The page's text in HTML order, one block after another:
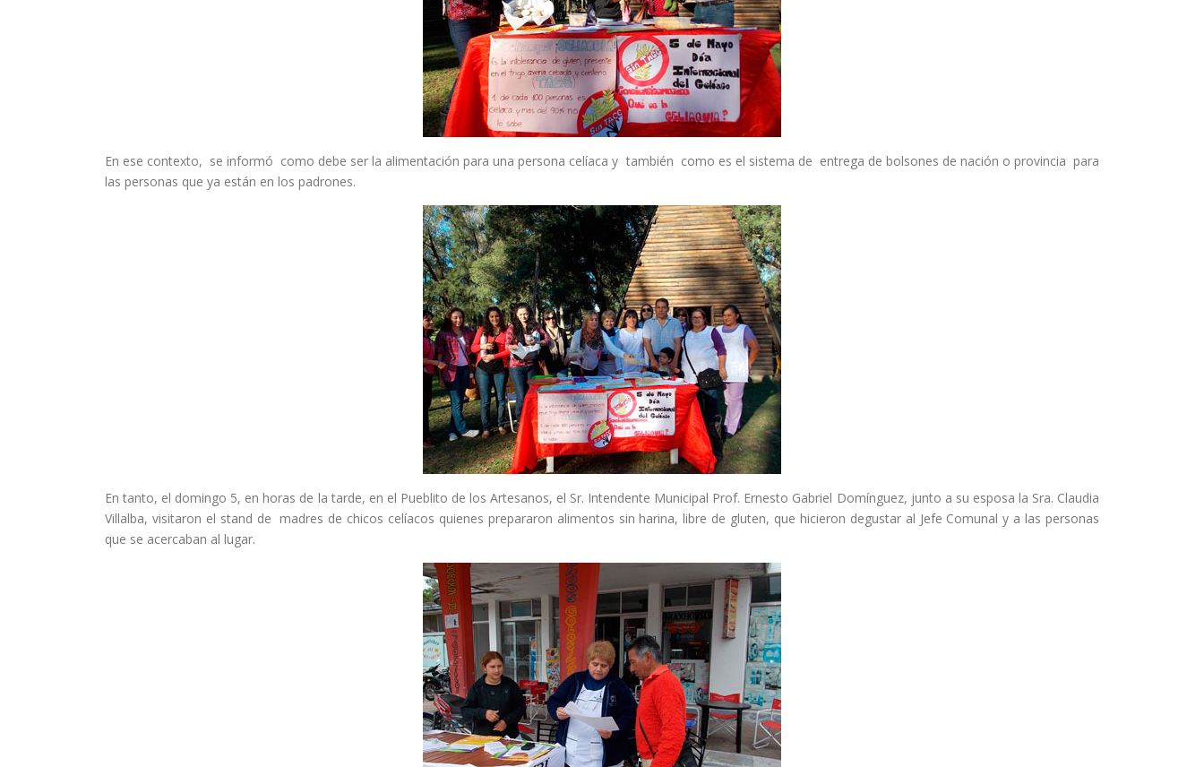
En ese contexto, se informó como debe ser la alimentación para una persona celíaca y también como es el sistema de entrega de bolsones de nación o provincia para
las personas que ya están en los padrones.
En tanto, el domingo 5, en horas de la tarde, en el Pueblito de los Artesanos, el Sr. Intendente Municipal Prof. Ernesto Gabriel Domínguez, junto a su esposa la Sra. Claudia
Villalba, visitaron el stand de madres de chicos celíacos quienes prepararon alimentos sin harina, libre de gluten, que hicieron degustar al Jefe Comunal y a las personas
que se acercaban al lugar.